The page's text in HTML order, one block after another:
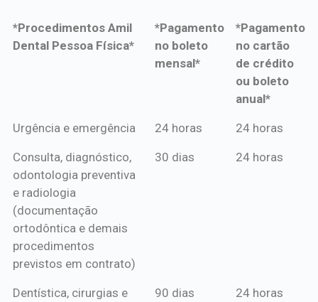
*Procedimentos Amil
Dental Pessoa Física*
*Pagamento
no boleto
mensal*
*Pagamento
no cartão
de crédito
ou boleto
anual*
*Procedimentos Amil
*Pagamento
mensal*
*Pagamento
de crédito
Urgência e emergência 24 horas 24 horas
Consulta, diagnóstico,
odontologia preventiva
e radiologia
(documentação
ortodôntica e demais
procedimentos
previstos em contrato)
30 dias 24 horas
Dentística, cirurgias e
90 dias 24 horas